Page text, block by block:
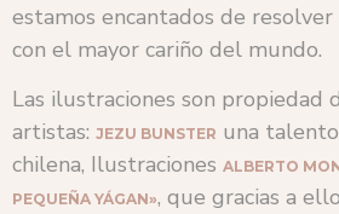
estamos encantados de
con el mayor cariño del mundo.
Las ilustraciones son propiedad
artistas: JEZU BUNSTER una
chilena, Ilustraciones ALBERTO
PEQUEÑA YÁGAN», que gracias a